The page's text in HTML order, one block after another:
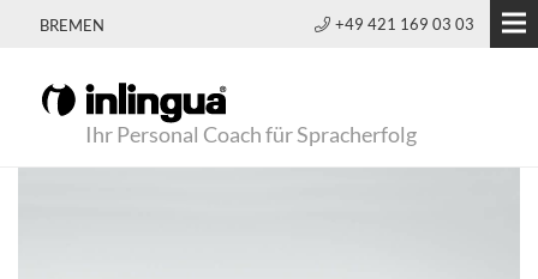
BREMEN +49 421 169 03 03
Ihr Personal Coach für Spracherfolg